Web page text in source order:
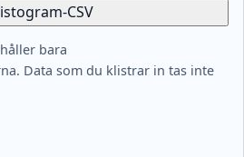
CSV
bara
Data som du klistrar in tas inte